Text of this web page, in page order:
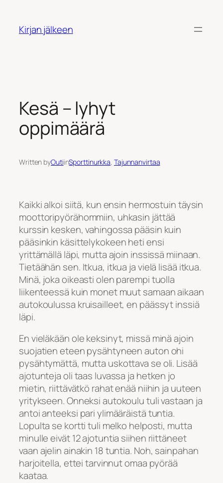
Kirjan jälkeen
Kesä – lyhyt
oppimäärä
Written byOutiinSporttinurkka, Tajunnanvirtaa
Kaikki alkoi siitä, kun ensin hermostuin täysin
moottoripyörähommiin, uhkasin jättää
kurssin kesken, vahingossa pääsin kuin
pääsinkin käsittelykokeen heti ensi
yrittämällä läpi, mutta ajoin inssissä miinaan.
Tietäähän sen. Itkua, itkua ja vielä lisää itkua.
Minä, joka oikeasti olen parempi tuolla
liikenteessä kuin monet muut samaan aikaan
autokoulussa kruisailleet, en päässyt inssiä
läpi.
En vieläkään ole keksinyt, missä minä ajoin
suojatien eteen pysähtyneen auton ohi
pysähtymättä, mutta uskottava se oli. Lisää
ajotunteja oli taas luvassa ja hetken jo
mietin, riittävätkö rahat enää niihin ja uuteen
yritykseen. Onneksi autokoulu tuli vastaan ja
antoi anteeksi pari ylimääräistä tuntia.
Lopulta se kortti tuli melko helposti, mutta
minulle eivät 12 ajotuntia siihen riittäneet
vaan ajelin ainakin 18 tuntia. Noh, sainpahan
harjoitella, ettei tarvinnut omaa pyörää
kaataa.